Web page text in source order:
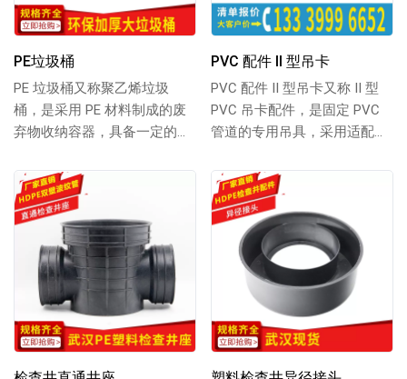
PE垃圾桶
PE 垃圾桶又称聚乙烯垃圾
桶，是采用 PE 材料制成的废
弃物收纳容器，具备一定的耐
洁，可分类收...
PVC 配件 II 型吊卡
PVC 配件 II 型吊卡又称 II 型
PVC 吊卡配件，是固定 PVC
管道的专用吊具，采用适配材